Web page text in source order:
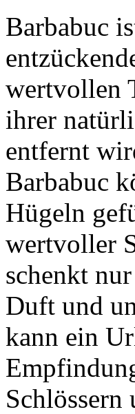
Barbabuc
wertvollen
ihrer
entfernt
Barbabuc
Hügeln
wertvoller
schenkt
Duft und
kann ein